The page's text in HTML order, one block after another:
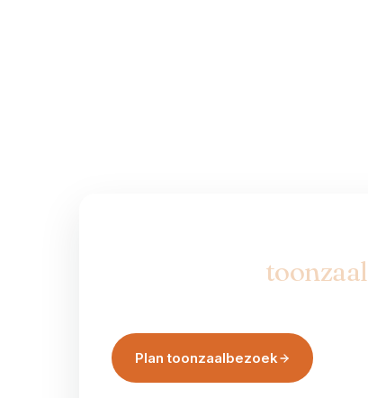
toonzaal
Plan toonzaalbezoek